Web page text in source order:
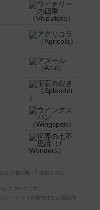
び他の国々で登録された
スマークです。
レイテッドの商標または登録商